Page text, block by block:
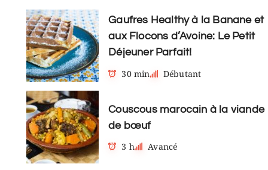
Gaufres Healthy à la Banane et
aux Flocons d’Avoine: Le Petit
Déjeuner Parfait!
30 min
Débutant
Couscous marocain à la viande
de bœuf
3 h
Avancé